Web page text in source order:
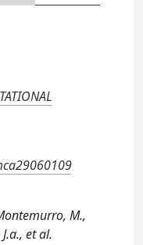
M.,
et al.